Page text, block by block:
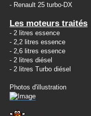
- Renault 25 turbo-DX
Les moteurs traités
- 2 litres essence
- 2,2 litres essence
- 2,6 litres essence
- 2 litres diésel
- 2 litres Turbo diésel
Photos d'illustration